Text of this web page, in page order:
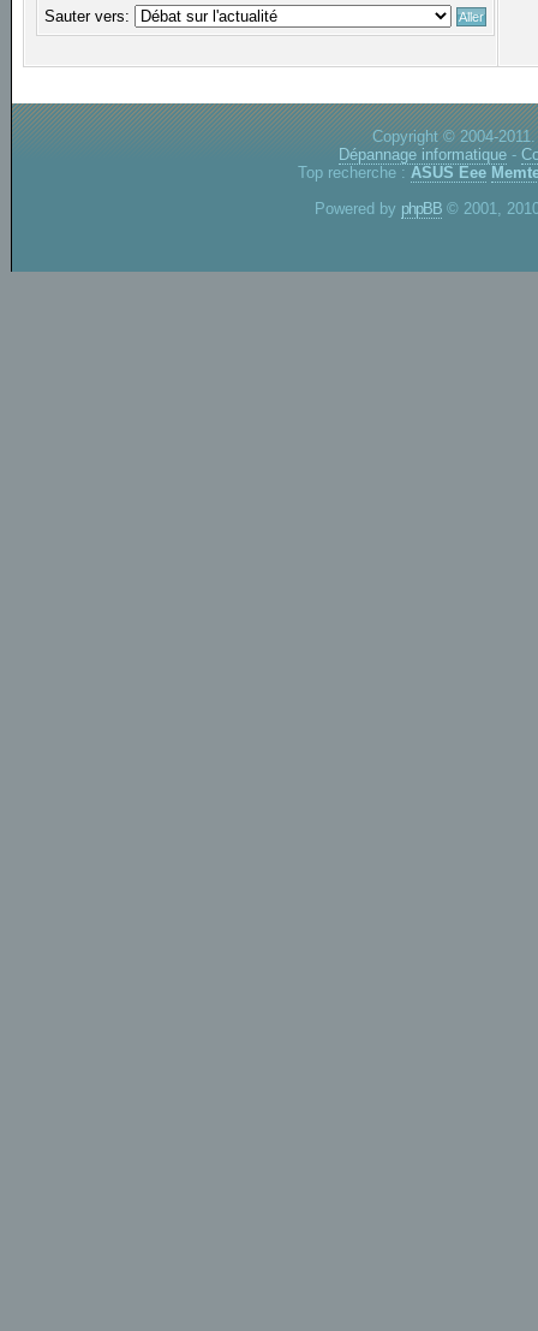
Sauter vers:
Copyright © 2004-
Dépannage informatique -
Top recherche : ASUS Eee
Powered by phpBB © 2001,